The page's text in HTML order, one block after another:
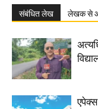
संबंधित लेख लेखक से